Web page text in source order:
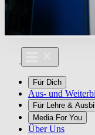
Für Dich
Aus- und
Für Lehre &
Media For You
Über Uns